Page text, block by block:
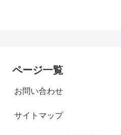
ページ一覧
お問い合わせ
サイトマップ